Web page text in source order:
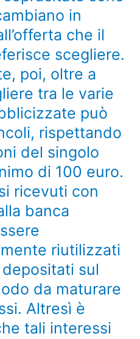
in
che il
scegliere.
poi, oltre a
tra le varie
può
rispettando
del singolo
di 100 euro.
ricevuti con
banca
riutilizzati
sul
da maturare
Altresì è
tali interessi